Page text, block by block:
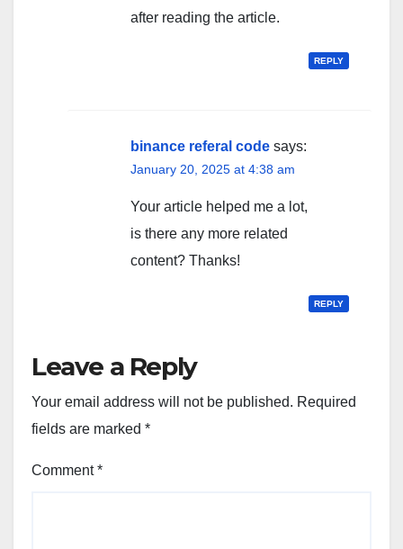
after reading the article.
REPLY
binance referal code says:
January 20, 2025 at 4:38 am
Your article helped me a lot,
is there any more related
content? Thanks!
REPLY
Leave a Reply
Your email address will not be published. Required
fields are marked *
Comment*